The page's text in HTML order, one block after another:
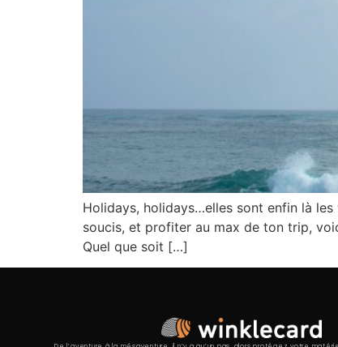
Holidays, holidays…elles sont enfin là
soucis, et profiter au max de ton trip,
Quel que soit […]